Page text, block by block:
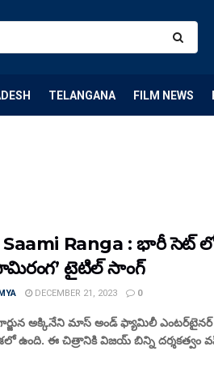
TELANGANA FILM NEWS
Saami Ranga : భారీ సెట్ లో
టైటిల్ సాంగ్
DECEMBER 21, 2023 0
అక్కినేని మాస్ అండ్ ఫ్యామిలీ
ఉంది. ఈ చిత్రానికి విజయ్ బిన్ని దర్శకత్వం